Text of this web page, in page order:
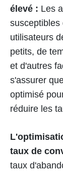
élevé : Les
susceptibles
utilisateurs
petits, de
et d'autres
s'assurer
optimisé
réduire les
taux de
taux